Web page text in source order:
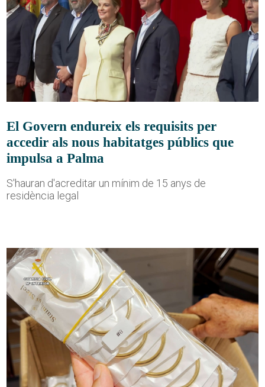
El Govern endureix els requisits per
accedir als nous habitatges públics que
impulsa a Palma
S'hauran d'acreditar un mínim de 15 anys de
residència legal